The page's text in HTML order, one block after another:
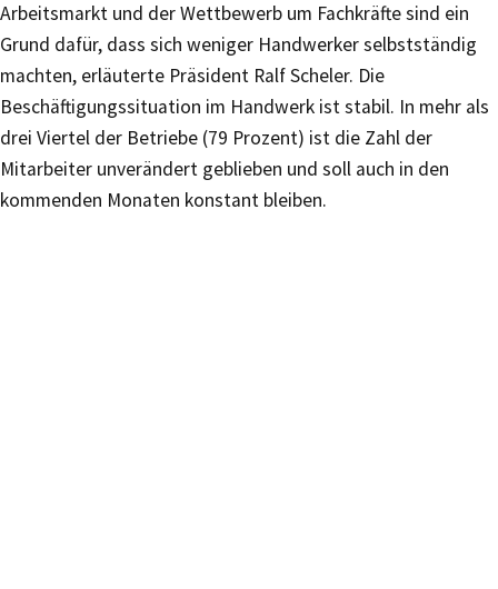
Arbeitsmarkt und der Wettbewerb um Fachkräfte sind ein
Grund dafür, dass sich weniger Handwerker selbstständig
machten, erläuterte Präsident Ralf Scheler. Die
Beschäftigungssituation im Handwerk ist stabil. In mehr als
drei Viertel der Betriebe (79 Prozent) ist die Zahl der
Mitarbeiter unverändert geblieben und soll auch in den
kommenden Monaten konstant bleiben.